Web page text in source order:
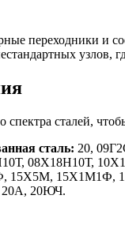
переходники и
узлов,
спектра сталей,
сталь: 20,
08Х18Н10Т,
15Х5М, 15Х1М1Ф,
20ЮЧ.